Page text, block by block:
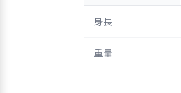
身長
重量